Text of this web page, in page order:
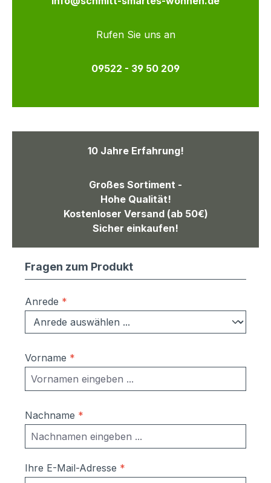
Rufen Sie uns an
09522 - 39 50 209
10 Jahre Erfahrung!
Großes Sortiment -
Hohe Qualität!
Kostenloser Versand (ab 50€)
Sicher einkaufen!
Fragen zum Produkt
Anrede *
Vorname *
Nachname *
Ihre E-Mail-Adresse *